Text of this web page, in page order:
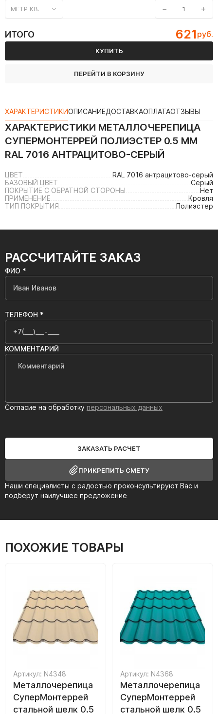
МЕТР КВ. − +
ИТОГО 621руб.
КУПИТЬ
ПЕРЕЙТИ В КОРЗИНУ
ХАРАКТЕРИСТИКИОПИСАНИЕДОСТАВКАОПЛАТАОТЗЫВЫ
ХАРАКТЕРИСТИКИ МЕТАЛЛОЧЕРЕПИЦА
СУПЕРМОНТЕРРЕЙ ПОЛИЭСТЕР 0.5 ММ
RAL 7016 АНТРАЦИТОВО-СЕРЫЙ
ЦВЕТ
RAL 7016 антрацитово-серый
БАЗОВЫЙ ЦВЕТ
Серый
ПОКРЫТИЕ С ОБРАТНОЙ СТОРОНЫ
Нет
ПРИМЕНЕНИЕ
Кровля
ТИП ПОКРЫТИЯ
Полиэстер
РАССЧИТАЙТЕ ЗАКАЗ
Наши специалисты с радостью проконсультируют Вас и
подберут наилучшее предложение
ФИО *
ТЕЛЕФОН *
КОММЕНТАРИЙ
Согласие на обработку персональных данных
ЗАКАЗАТЬ РАСЧЕТ
ПРИКРЕПИТЬ СМЕТУ
ПОХОЖИЕ ТОВАРЫ
Артикул: N4348
Металлочерепица
СуперМонтеррей
стальной шелк 0.5
Артикул: N4368
Металлочерепица
СуперМонтеррей
стальной шелк 0.5